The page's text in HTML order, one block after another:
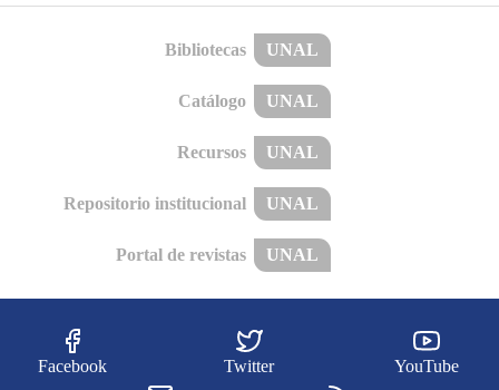
Bibliotecas UNAL
Catálogo UNAL
Recursos UNAL
Repositorio institucional UNAL
Portal de revistas UNAL
Facebook Twitter YouTube